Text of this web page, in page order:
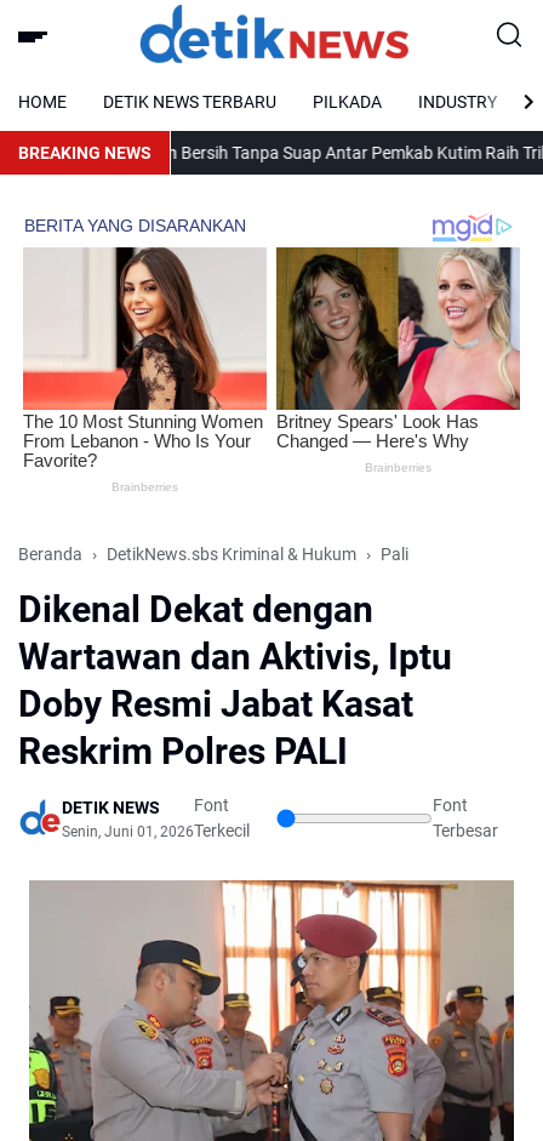
HOME DETIK NEWS TERBARU PILKADA INDUSTRY
BREAKING NEWS
Pelayanan Bersih Tanpa Suap Antar Pemkab Kutim Raih Tribun
Beranda DetikNews.sbs Kriminal & Hukum Pali
Dikenal Dekat dengan
Wartawan dan Aktivis, Iptu
Doby Resmi Jabat Kasat
Reskrim Polres PALI
DETIK NEWS
Senin, Juni 01, 2026
Font
Terkecil
Font
Terbesar